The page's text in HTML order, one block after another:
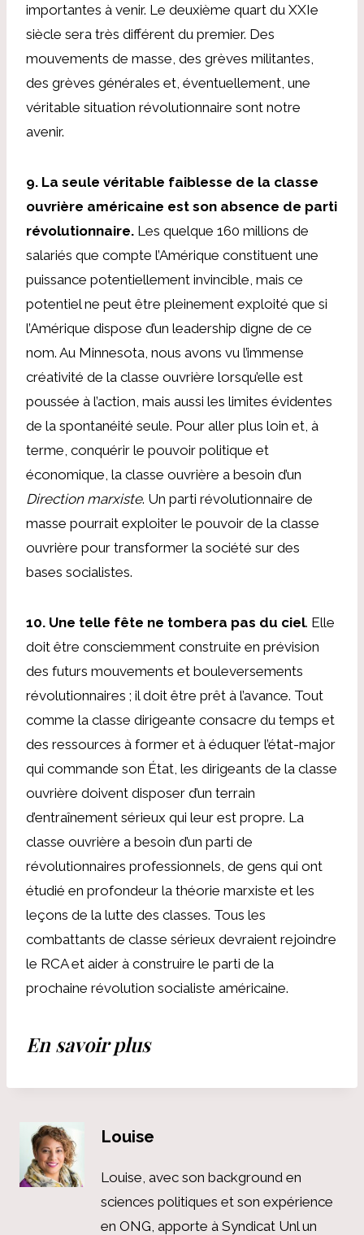
importantes à venir. Le deuxième quart du XXIe
siècle sera très différent du premier. Des
mouvements de masse, des grèves militantes,
des grèves générales et, éventuellement, une
véritable situation révolutionnaire sont notre
avenir.
9. La seule véritable faiblesse de la classe
ouvrière américaine est son absence de parti
révolutionnaire. Les quelque 160 millions de
salariés que compte l’Amérique constituent une
puissance potentiellement invincible, mais ce
potentiel ne peut être pleinement exploité que si
l’Amérique dispose d’un leadership digne de ce
nom. Au Minnesota, nous avons vu l’immense
créativité de la classe ouvrière lorsqu’elle est
poussée à l’action, mais aussi les limites évidentes
de la spontanéité seule. Pour aller plus loin et, à
terme, conquérir le pouvoir politique et
économique, la classe ouvrière a besoin d’un
Direction marxiste. Un parti révolutionnaire de
masse pourrait exploiter le pouvoir de la classe
ouvrière pour transformer la société sur des
bases socialistes.
10. Une telle fête ne tombera pas du ciel. Elle
doit être consciemment construite en prévision
des futurs mouvements et bouleversements
révolutionnaires ; il doit être prêt à l’avance. Tout
comme la classe dirigeante consacre du temps et
des ressources à former et à éduquer l’état-major
qui commande son État, les dirigeants de la classe
ouvrière doivent disposer d’un terrain
d’entraînement sérieux qui leur est propre. La
classe ouvrière a besoin d’un parti de
révolutionnaires professionnels, de gens qui ont
étudié en profondeur la théorie marxiste et les
leçons de la lutte des classes. Tous les
combattants de classe sérieux devraient rejoindre
le RCA et aider à construire le parti de la
prochaine révolution socialiste américaine.
En savoir plus
Louise
Louise, avec son background en
sciences politiques et son expérience
en ONG, apporte à Syndicat Unl un